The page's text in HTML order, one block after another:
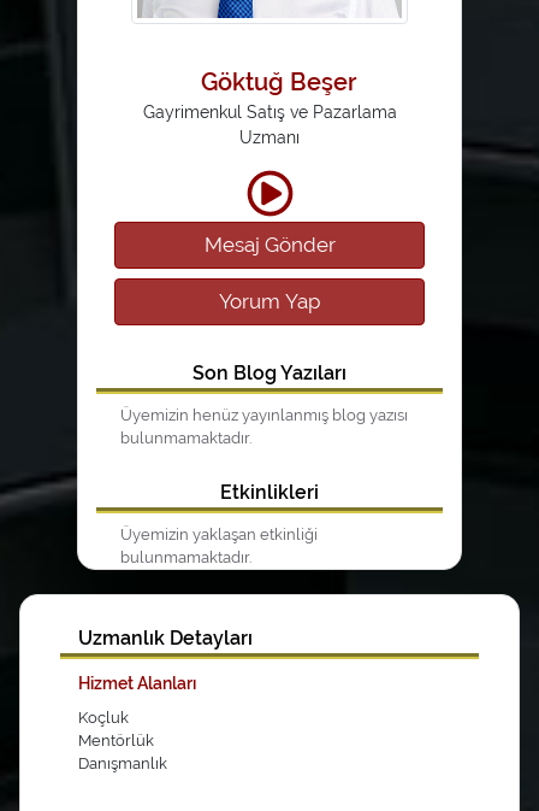
Göktuğ Beşer
Gayrimenkul Satış ve Pazarlama
Uzmanı
Mesaj Gönder
Yorum Yap
Son Blog Yazıları
Üyemizin henüz yayınlanmış blog yazısı
bulunmamaktadır.
Etkinlikleri
Üyemizin yaklaşan etkinliği
bulunmamaktadır.
Uzmanlık Detayları
Hizmet Alanları
Koçluk
Mentörlük
Danışmanlık